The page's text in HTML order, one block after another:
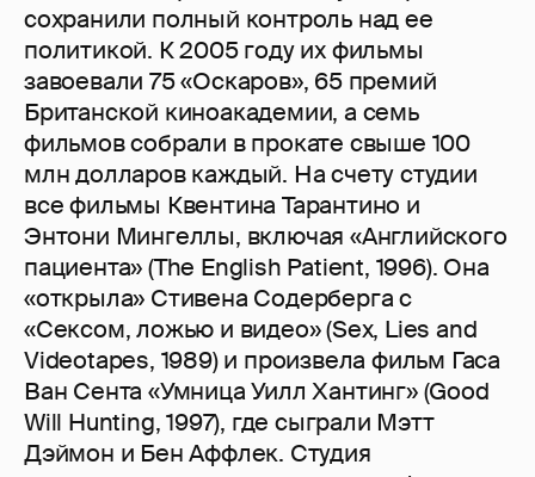
сохранили полный контроль над ее
политикой. К 2005 году их фильмы
завоевали 75 «Оскаров», 65 премий
Британской киноакадемии, а семь
фильмов собрали в прокате свыше 100
млн долларов каждый. На счету студии
все фильмы Квентина Тарантино и
Энтони Мингеллы, включая «Английского
пациента» (The English Patient, 1996). Она
«открыла» Стивена Содерберга с
«Сексом, ложью и видео» (Sex, Lies and
Videotapes, 1989) и произвела фильм Гаса
Ван Сента «Умница Уилл Хантинг» (Good
Will Hunting, 1997), где сыграли Мэтт
Дэймон и Бен Аффлек. Студия